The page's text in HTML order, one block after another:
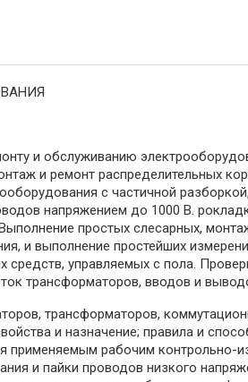
и обслуживанию
и ремонт распределительных
с частичной
напряжением до 1000 В.
простых слесарных,
и выполнение простейших
управляемых с пола.
трансформаторов, вводов и
трансформаторов,
и назначение; правила и
применяемым рабочим контрольно-
и пайки проводов низкого